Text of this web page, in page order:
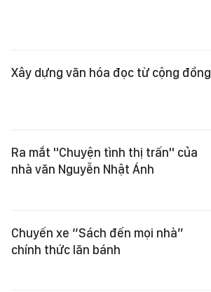
Xây dựng văn hóa đọc từ cộng đồng
Ra mắt "Chuyện tình thị trấn" của
nhà văn Nguyễn Nhật Ánh
Chuyến xe “Sách đến mọi nhà”
chính thức lăn bánh